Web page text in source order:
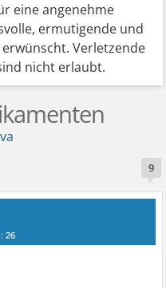
eine angenehme
ermutigende und
Verletzende
nicht erlaubt.
9
26